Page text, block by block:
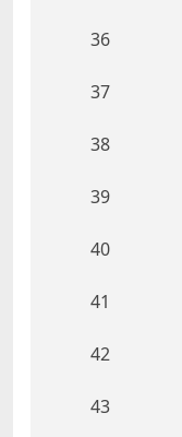
36
37
38
39
40
41
42
43